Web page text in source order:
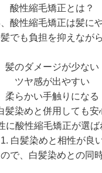
酸性縮毛矯正とは？
酸性縮毛矯正は髪に
でも負担を抑えなが
髪のダメージが少ない
ツヤ感が出やすい
柔らかい手触りになる
髪染めと併用しても安
に酸性縮毛矯正が選ば
1. 白髪染めと相性が良
で、白髪染めとの同